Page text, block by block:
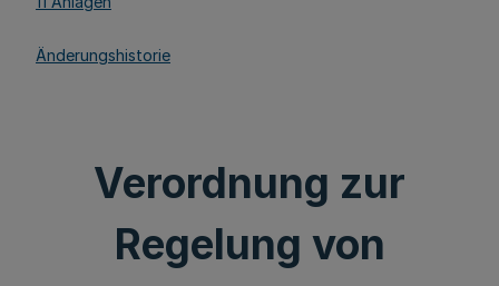
Änderungshistorie
Verordnung zur
Regelung von